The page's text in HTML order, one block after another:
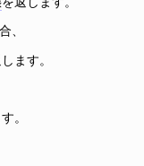
、
ます。
。